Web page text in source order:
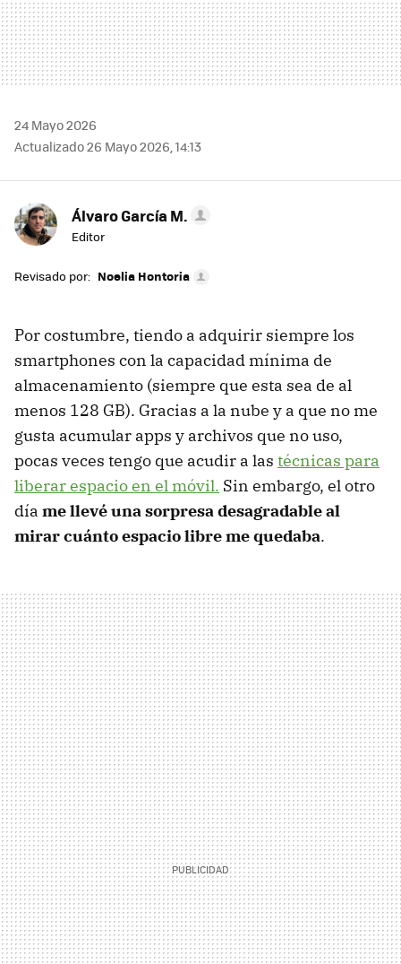
24 Mayo 2026
Actualizado 26 Mayo 2026, 14:13
Álvaro García M.
Editor
Revisado por: Noelia Hontoria
Por costumbre, tiendo a adquirir siempre los
smartphones con la capacidad mínima de
almacenamiento (siempre que esta sea de al
menos 128 GB). Gracias a la nube y a que no me
gusta acumular apps y archivos que no uso,
pocas veces tengo que acudir a las técnicas para
liberar espacio en el móvil. Sin embargo, el otro
día me llevé una sorpresa desagradableal
mirar cuánto espacio libre me quedaba.